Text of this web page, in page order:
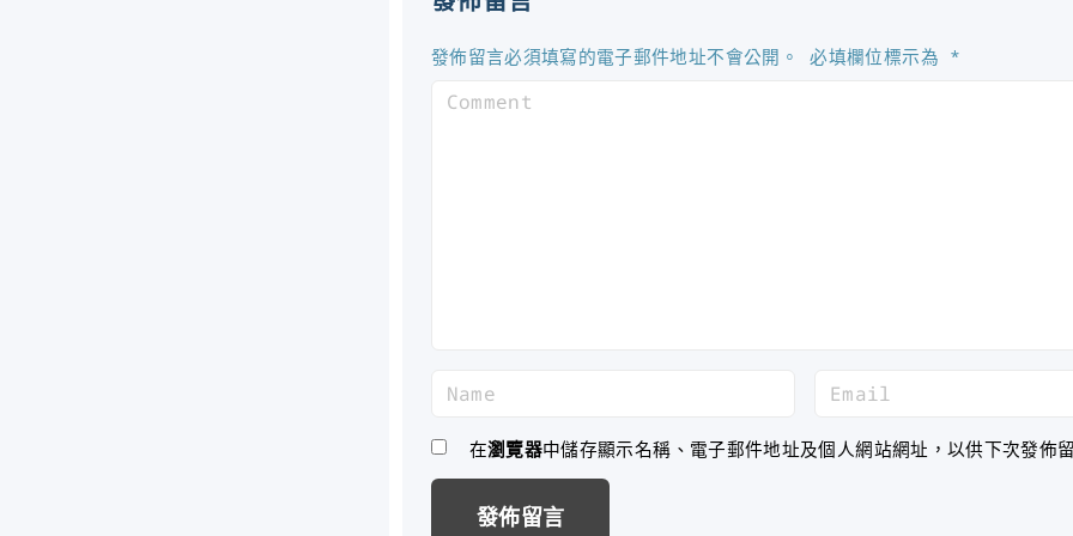
發佈留言必須填寫的電子郵件地址不會公開。 必填欄位標示為 *
m
e
a
在瀏覽器中儲存顯示名稱、電子郵件地址及個人網站網址，以供下次發佈